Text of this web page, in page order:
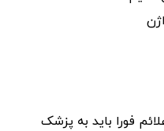
فورا باید به پزشک